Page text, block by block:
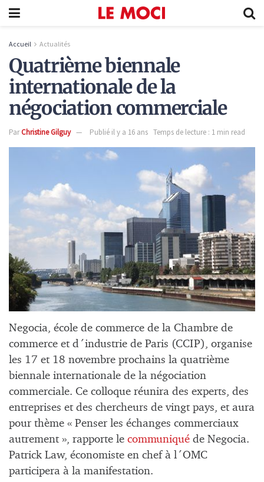
Accueil Actualités
Quatrième biennale
internationale de la
négociation commerciale
ParChristine Gilguy Publié il y a 16 ans Temps de lecture : 1 min read
Negocia, école de commerce de la Chambre de
commerce et d´industrie de Paris (CCIP), organise
les 17 et 18 novembre prochains la quatrième
biennale internationale de la négociation
commerciale. Ce colloque réunira des experts, des
entreprises et des chercheurs de vingt pays, et aura
pour thème « Penser les échanges commerciaux
autrement », rapporte le communiqué de Negocia.
Patrick Law, économiste en chef à l´OMC
participera à la manifestation.